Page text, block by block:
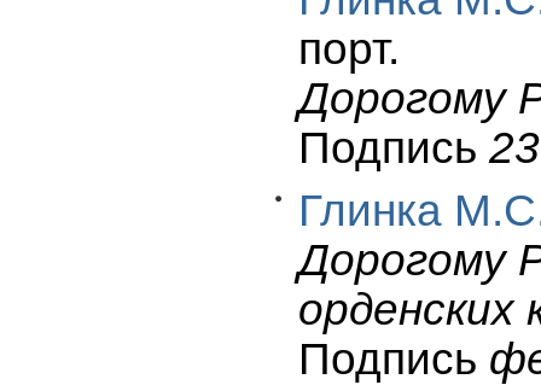
порт.
Дорогому
Подпись
Глинка
Дорогому
орденских
Подпись